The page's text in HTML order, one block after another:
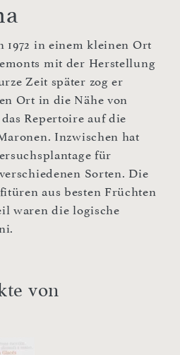
1972 in einem kleinen Ort
mit der Herstellung
Zeit später zog er
Ort in die Nähe von
Repertoire auf die
Inzwischen hat
für
Sorten. Die
aus besten Früchten
waren die logische
von